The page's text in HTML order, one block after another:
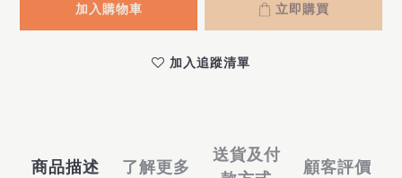
加入購物車 立即購買
加入追蹤清單
商品描述 了解更多
送貨及付
顧客評價